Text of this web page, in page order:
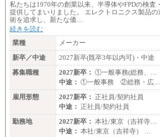
私たちは1970年の創業以来、半導体やFPDの検査
提供してまいりました。 エレクトロニクス製品
術を追求し、新たな価…
続きを読む
業種
メーカー
新卒／中途
2027新卒(既卒3年以内可)・中途
募集職種
2027新卒： ①一般事務(総務、…
中途： ①一般事務 ②総務・広…
雇用形態
2027新卒： 正社員/契約社員
中途： 正社員/契約社員
勤務地
2027新卒： 本社/東京（吉祥寺…
中途： 本社/東京（吉祥寺） …